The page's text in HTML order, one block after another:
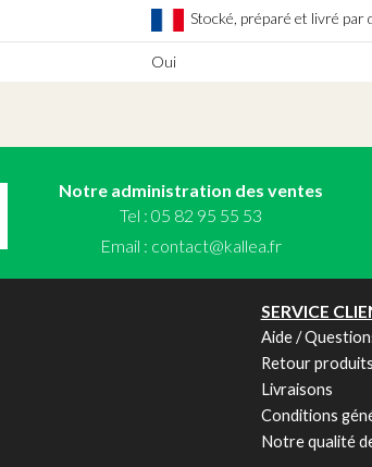
Stocké, préparé et livré
Oui
Notre administration des ventes
Tel : 05 82 95 55 53
Email : contact@kallea.fr
SERVICE
Aide /
Retour produits
Livraisons
Conditions
Notre qualité